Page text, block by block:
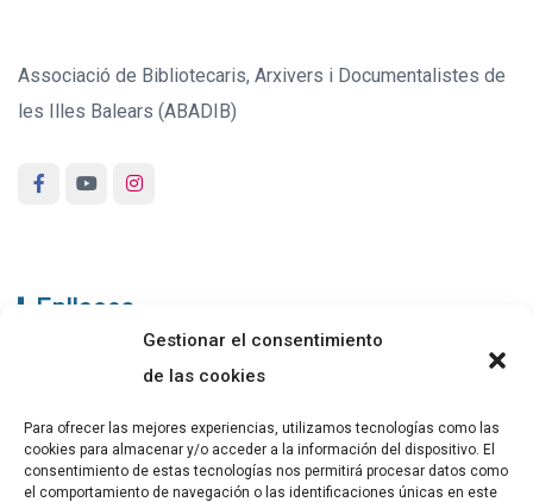
Gestionar el consentimiento
de las cookies
Para ofrecer las mejores experiencias, utilizamos tecnologías como las
cookies para almacenar y/o acceder a la información del dispositivo. El
consentimiento de estas tecnologías nos permitirá procesar datos como
el comportamiento de navegación o las identificaciones únicas en este
Associació de Bibliotecaris, Arxivers i Documentalistes de
les Illes Balears (ABADIB)
Enllaços
PUBLICACIONS
CONTACTE